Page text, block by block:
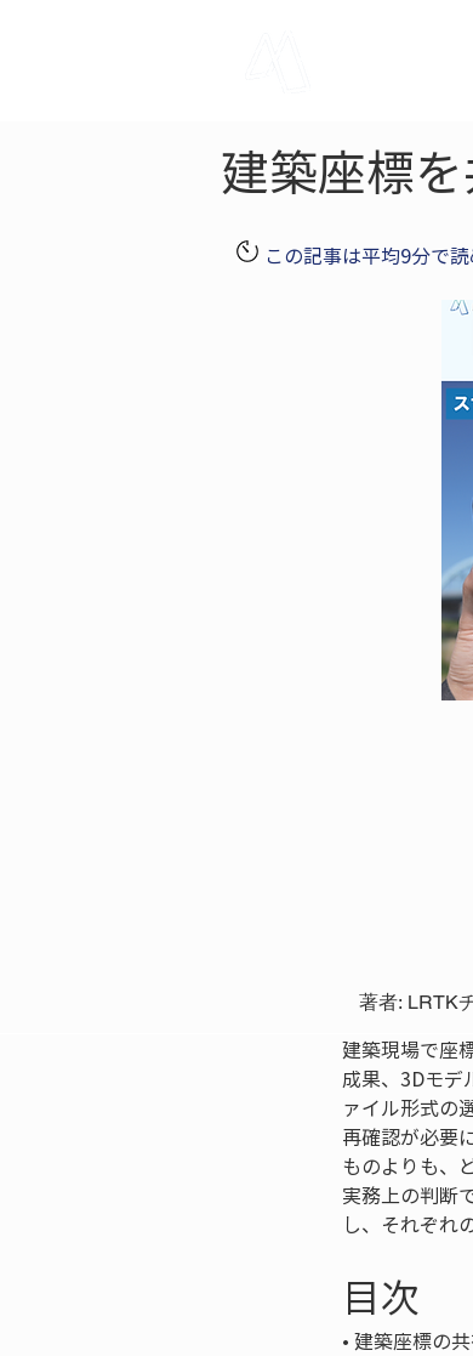
建築座標
この記事は平均9分で
著者: LRTK
建築現場で座
成果、3Dモデ
ァイル形式の
再確認が必要
ものよりも、
実務上の判断
し、それぞれ
目次
•